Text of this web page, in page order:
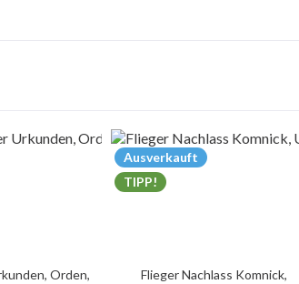
Orden,
Ausverkauft
TIPP!
Flieger Nachlass Komnick,